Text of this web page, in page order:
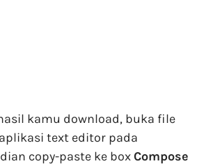
kamu download, buka file
text editor pada
copy-paste ke boxCompose